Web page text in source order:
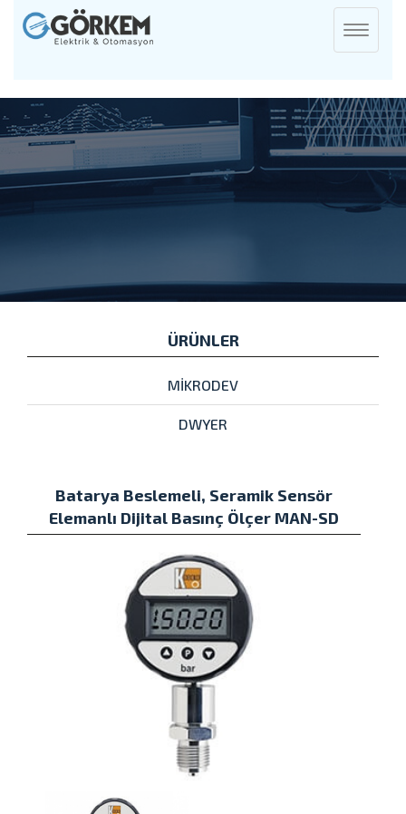
Toggle
ÜRÜNLER
MİKRODEV
DWYER
Batarya Beslemeli, Seramik Sensör
Elemanlı Dijital Basınç Ölçer MAN-SD